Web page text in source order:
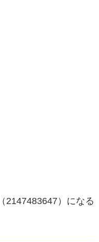
2147483647）になる